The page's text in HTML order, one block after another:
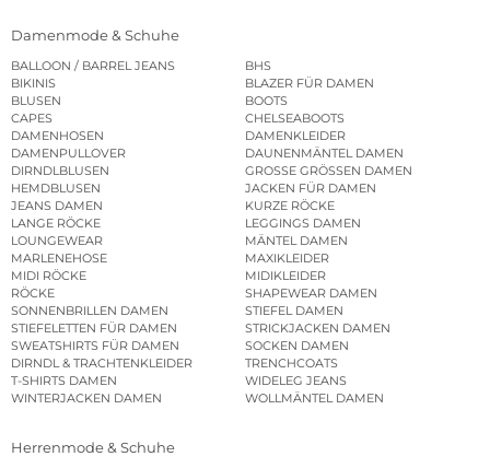
Damenmode & Schuhe
BALLOON / BARREL JEANS
BHS
BIKINIS
BLAZER FÜR DAMEN
BLUSEN
BOOTS
CAPES
CHELSEABOOTS
DAMENHOSEN
DAMENKLEIDER
DAMENPULLOVER
DAUNENMÄNTEL DAMEN
DIRNDLBLUSEN
GROSSE GRÖSSEN DAMEN
HEMDBLUSEN
JACKEN FÜR DAMEN
JEANS DAMEN
KURZE RÖCKE
LANGE RÖCKE
LEGGINGS DAMEN
LOUNGEWEAR
MÄNTEL DAMEN
MARLENEHOSE
MAXIKLEIDER
MIDI RÖCKE
MIDIKLEIDER
RÖCKE
SHAPEWEAR DAMEN
SONNENBRILLEN DAMEN
STIEFEL DAMEN
STIEFELETTEN FÜR DAMEN
STRICKJACKEN DAMEN
SWEATSHIRTS FÜR DAMEN
SOCKEN DAMEN
DIRNDL & TRACHTENKLEIDER
TRENCHCOATS
T-SHIRTS DAMEN
WIDELEG JEANS
WINTERJACKEN DAMEN
WOLLMÄNTEL DAMEN
Herrenmode & Schuhe